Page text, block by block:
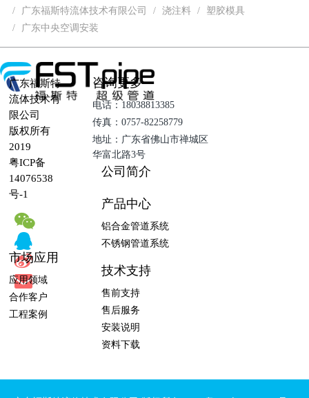
广东福斯特流体技术有限公司
浇注料
塑胶模具
广东中央空调安装
广东福斯特
流体技术有
限公司
版权所有
2019
粤ICP备
14076538
号-1
咨询更多
电话：18038813385
传真：0757-82258779
地址：广东省佛山市禅城区
华富北路3号
公司简介
产品中心
铝合金管道系统
不锈钢管道系统
市场应用
应用领域
合作客户
工程案例
技术支持
售前支持
售后服务
安装说明
资料下载